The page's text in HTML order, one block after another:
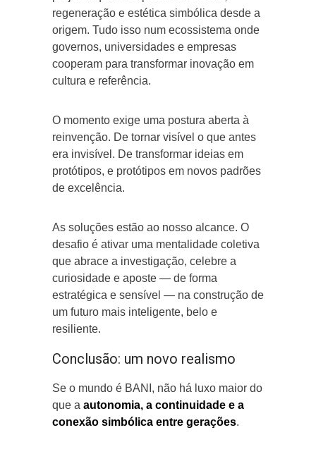
regeneração e estética simbólica desde a
origem. Tudo isso num ecossistema onde
governos, universidades e empresas
cooperam para transformar inovação em
cultura e referência.
O momento exige uma postura aberta à
reinvenção. De tornar visível o que antes
era invisível. De transformar ideias em
protótipos, e protótipos em novos padrões
de excelência.
As soluções estão ao nosso alcance. O
desafio é ativar uma mentalidade coletiva
que abrace a investigação, celebre a
curiosidade e aposte — de forma
estratégica e sensível — na construção de
um futuro mais inteligente, belo e
resiliente.
Conclusão: um novo realismo
Se o mundo é BANI, não há luxo maior do
que a autonomia, a continuidade e a
conexão simbólica entre gerações.